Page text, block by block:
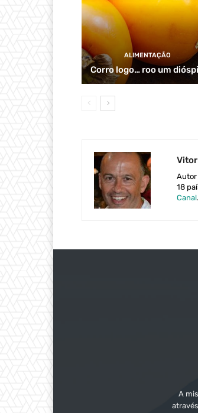
ALIMENTAÇÃO
Corro logo… roo um
Autor
18
Canal
A